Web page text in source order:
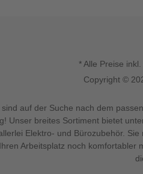
* Alle Preise
Copyright ©
sind auf der Suche nach dem
Unser breites Sortiment bietet
Elektro- und Bürozubehör.
Arbeitsplatz noch komfortabler